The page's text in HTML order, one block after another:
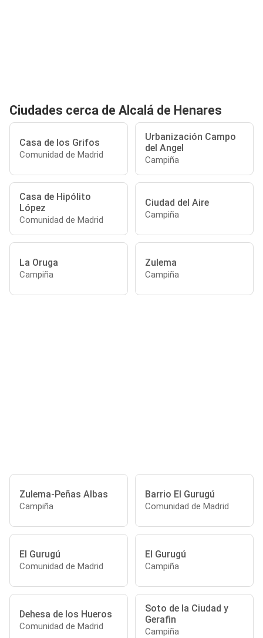
Ciudades cerca de Alcalá de Henares
Casa de los Grifos
Comunidad de Madrid
Urbanización Campo
del Angel
Campiña
Casa de Hipólito
López
Comunidad de Madrid
Ciudad del Aire
Campiña
La Oruga
Campiña
Zulema
Campiña
Zulema-Peñas Albas
Campiña
Barrio El Gurugú
Comunidad de Madrid
El Gurugú
Comunidad de Madrid
El Gurugú
Campiña
Dehesa de los Hueros
Comunidad de Madrid
Soto de la Ciudad y
Gerafin
Campiña